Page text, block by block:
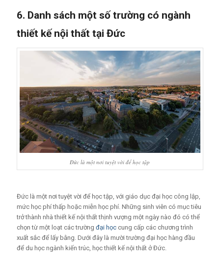
6. Danh sách một số trường có ngành
thiết kế nội thất tại Đức
Đức là một nơi tuyệt vời để học tập
Đức là một nơi tuyệt vời để học tập, với giáo dục đại học công lập,
mức học phí thấp hoặc miễn học phí. Những sinh viên có mục tiêu
trở thành nhà thiết kế nội thất thịnh vượng một ngày nào đó có thể
chọn từ một loạt các trường đại họccung cấp các chương trình
xuất sắc để lấy bằng. Dưới đây là mười trường đại học hàng đầu
để du học ngành kiến trúc, học thiết kế nội thất ở Đức.